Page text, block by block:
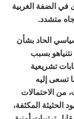
الضفة الغربية
متشدد.
الحاد بشأن
بسبب
تشريعية
تسعى إليه
من الاحتمالات
الحثيثة المكثفة،